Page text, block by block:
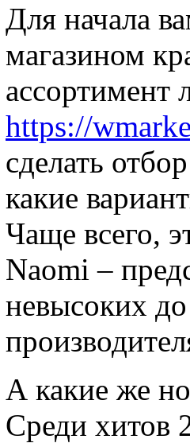
Для начала
магазином
ассортимент
https://
сделать
какие
Чаще всего,
Naomi –
невысоких до
А какие же
Среди хитов